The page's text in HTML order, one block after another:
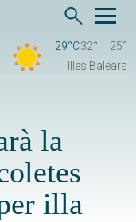
29°C32°
25°
Illes Balears
la
illa